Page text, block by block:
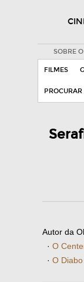
SOBRE
FILMES
PROCURAR
Autor da
· O
· O Diabo